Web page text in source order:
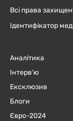
Всі права
Ідентифікатор
Аналітика
Інтерв'ю
Ексклюзив
Блоги
Євро-2024